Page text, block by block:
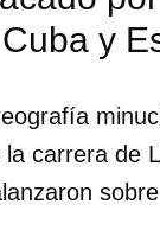
sesión con
CANCELAR
y
carrera de